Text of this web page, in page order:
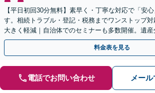
【平日初回30分無料】素早く・丁寧な対応で「安
す。相続トラブル・登記・税務までワンストップ
大きく軽減｜自治体でのセミナーも多数開催。遺産
ずはお気軽にご相談ください【通知税理士】
料金表を見る
電話でお問い合わせ メー